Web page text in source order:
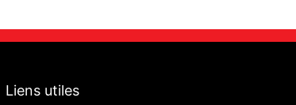
Liens utiles